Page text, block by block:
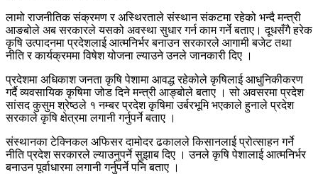
लामो राजनीतिक संक्रमण र अस्थिरताले संस्थान संकटमा रहेको भन्दै मन्त्री
आङबोले अब सरकारले यसको अवस्था सुधार गर्न काम गर्ने बताए। दूधसँगै हरेक
कृषि उत्पादनमा प्रदेशलाई आत्मनिर्भर बनाउन सरकारले आगामी बजेट तथा
नीति र कार्यक्रममा विषेश योजना ल्याउने उनले जानकारी दिए ।
प्रदेशमा अधिकाश जनता कृषि पेशामा आवद्ध रहेकोले कृषिलाई आधुनिकीकरण
गर्दै व्यवसायिक कृषिमा जोड दिने मन्त्री आङ्बोले बताए । सो अवसरमा प्रदेश
सांसद कुसुम श्रेष्ठले १ नम्बर प्रदेश कृषिमा उर्बरभूमि भएकाले हुनाले प्रदेश
सरकाले कृषि क्षेत्रमा लगानी गर्नुपर्ने बताए ।
संस्थानका टेक्निकल अफिसर दामोदर ढकालले किसानलाई प्रोत्साहन गर्ने
नीति प्रदेश सरकारले ल्याउनुपर्ने सुझाब दिए । उनले कृषि पेशालाई आत्मनिर्भर
बनाउन पूर्वाधारमा लगानी गर्नुपर्ने पनि बताए ।